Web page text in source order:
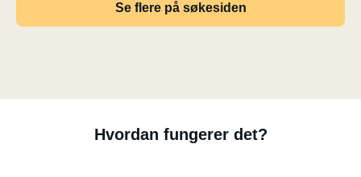
Se flere på søkesiden
Hvordan fungerer det?